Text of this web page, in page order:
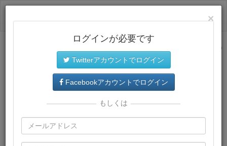
サイトトップに戻る
プレミアム会員では、教材がダウンロードでき、快適な動画
再生環境が提供されます。
×
ログインが必要です
Twitterアカウントでログイン
Facebookアカウントでログイン
もしくは